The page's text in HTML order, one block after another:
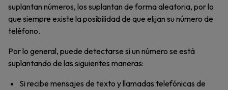
suplantan números, los suplantan de forma aleatoria, por lo
que siempre existe la posibilidad de que elijan su número de
teléfono.
Por lo general, puede detectarse si un número se está
suplantando de las siguientes maneras:
Si recibe mensajes de texto y llamadas telefónicas de